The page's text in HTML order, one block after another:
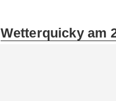
Next
Wetterquicky am